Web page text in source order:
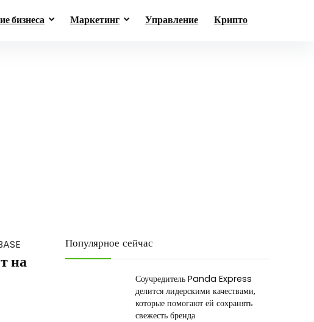
бизнеса Маркетинг Управление Крипто
на
Популярное сейчас
Соучредитель Panda Express
делится лидерскими качествами,
которые помогают ей сохранять
свежесть бренда